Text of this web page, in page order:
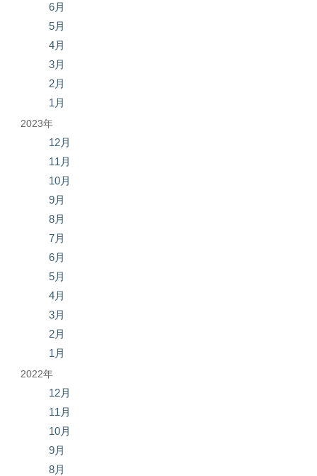
6月
5月
4月
3月
2月
1月
2023年
12月
11月
10月
9月
8月
7月
6月
5月
4月
3月
2月
1月
2022年
12月
11月
10月
9月
8月